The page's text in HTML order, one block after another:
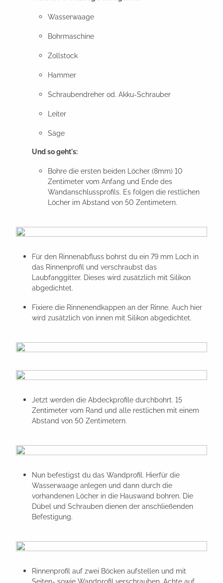
Wasserwaage
Bohrmaschine
Zollstock
Hammer
Schraubendreher od. Akku-Schrauber
Leiter
Säge
Und so geht's:
Bohre die ersten beiden Löcher (8mm) 10
Zentimeter vom Anfang und Ende des
Wandanschlussprofils. Es folgen die restlichen
Löcher im Abstand von 50 Zentimetern.
Für den Rinnenabfluss bohrst du ein 79 mm Loch in
das Rinnenprofil und verschraubst das
Laubfanggitter. Dieses wird zusätzlich mit Silikon
abgedichtet.
Fixiere die Rinnenendkappen an der Rinne. Auch hier
wird zusätzlich von innen mit Silikon abgedichtet.
Jetzt werden die Abdeckprofile durchbohrt. 15
Zentimeter vom Rand und alle restlichen mit einem
Abstand von 50 Zentimetern.
Nun befestigst du das Wandprofil. Hierfür die
Wasserwaage anlegen und dann durch die
vorhandenen Löcher in die Hauswand bohren. Die
Dübel und Schrauben dienen der anschließenden
Befestigung.
Rinnenprofil auf zwei Böcken aufstellen und mit